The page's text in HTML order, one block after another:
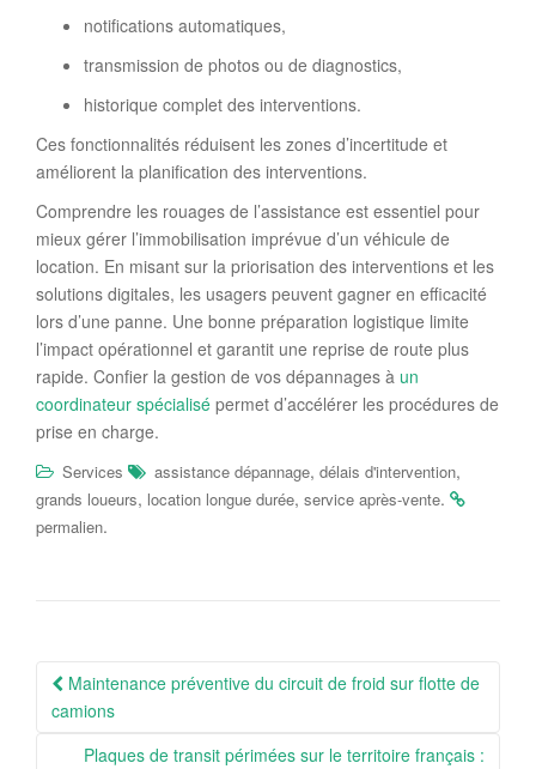
notifications automatiques,
transmission de photos ou de diagnostics,
historique complet des interventions.
Ces fonctionnalités réduisent les zones d’incertitude et
améliorent la planification des interventions.
Comprendre les rouages de l’assistance est essentiel pour
mieux gérer l’immobilisation imprévue d’un véhicule de
location. En misant sur la priorisation des interventions et les
solutions digitales, les usagers peuvent gagner en efficacité
lors d’une panne. Une bonne préparation logistique limite
l’impact opérationnel et garantit une reprise de route plus
rapide. Confier la gestion de vos dépannages à un
coordinateur spécialisé permet d’accélérer les procédures de
prise en charge.
Services assistance dépannage, délais d'intervention,
grands loueurs, location longue durée, service après-vente.
permalien.
Navigation
Article
Maintenance préventive du circuit de froid sur flotte de
camions
Plaques de transit périmées sur le territoire français :